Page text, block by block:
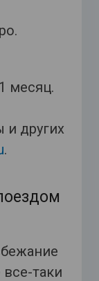
месяц.
других
.
таки